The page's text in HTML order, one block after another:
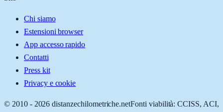
Chi siamo
Estensioni browser
App accesso rapido
Contatti
Press kit
Privacy e cookie
© 2010 - 2026 distanzechilometriche.netFonti viabilità: CCISS, ACI,